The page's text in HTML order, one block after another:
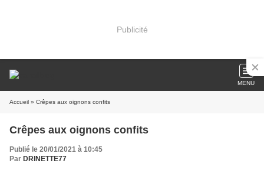
Publicité
MENU
Accueil » Crêpes aux oignons confits
Crêpes aux oignons confits
Publié le 20/01/2021 à 10:45
Par DRINETTE77